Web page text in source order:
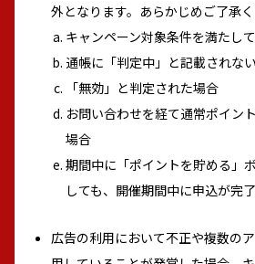
外となります。あらかじめご了承く
キャンペーン対象条件を満たし
通帳に「判定中」と記載されな
「無効」と判定された場合
お問い合わせを経て通常ポイン
場合
期間中に「ポイントを貯める」
しても、開催期間中に申込が完
広告の利用において不正や複数の